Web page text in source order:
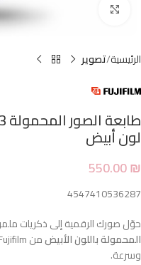
الرئيسية تصوير
لون أبيض
550.00₪
4547410536287
حوّل صورك الرقمية إلى ذكريات
المحمولة باللون الأبيض
وسرعة.